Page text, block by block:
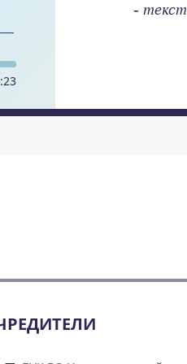
:23
- текст